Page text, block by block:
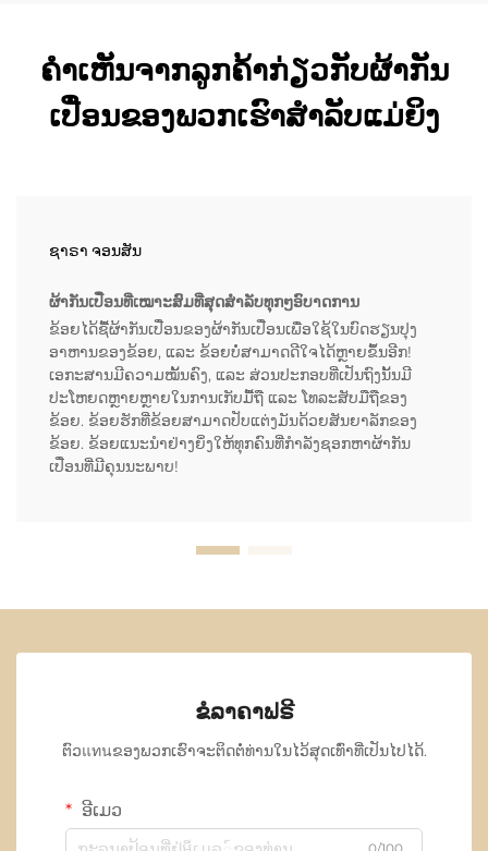
ຄຳເຫັນຈາກລູກຄ້າກ່ຽວກັບຜ້າກັນ
ເປື່ອນຂອງພວກເຮົາສຳລັບແມ່ຍິງ
ຊາຣາ ຈອນສັນ
ຜ້າກັນເປື່ອນທີ່ເໝາະສົມທີ່ສຸດສຳລັບທຸກໆອົບາດການ
ຂ້ອຍໄດ້ຊື້ຜ້າກັນເປື່ອນຂອງຜ້າກັນເປື່ອນເພື່ອໃຊ້ໃນບົດຮຽນປຸງ
ອາຫານຂອງຂ້ອຍ, ແລະ ຂ້ອຍບໍ່ສາມາດດີໃຈໄດ້ຫຼາຍຂຶ້ນອີກ!
ເອກະສານມີຄວາມໝັ້ນຄົງ, ແລະ ສ່ວນປະກອບທີ່ເປັນຖົງນັ້ນມີ
ປະໂຫຍດຫຼາຍຫຼາຍໃນການເກັບມື້ຖື ແລະ ໂທລະສັບມືຖືຂອງ
ຂ້ອຍ. ຂ້ອຍຮັກທີ່ຂ້ອຍສາມາດປັບແຕ່ງມັນດ້ວຍສັນຍາລັກຂອງ
ຂ້ອຍ. ຂ້ອຍແນະນຳຢ່າງຍິ່ງໃຫ້ທຸກຄົນທີ່ກຳລັງຊອກຫາຜ້າກັນ
ເປື່ອນທີ່ມີຄຸນນະພາບ!
ຂໍລາຄາຟຣີ
ຕົວแทนຂອງພວກເຮົາຈະຕິດຕໍ່ທ່ານໃນໄວ້ສຸດເທົ່າທີ່ເປັນໄປໄດ້.
ອີເມວ